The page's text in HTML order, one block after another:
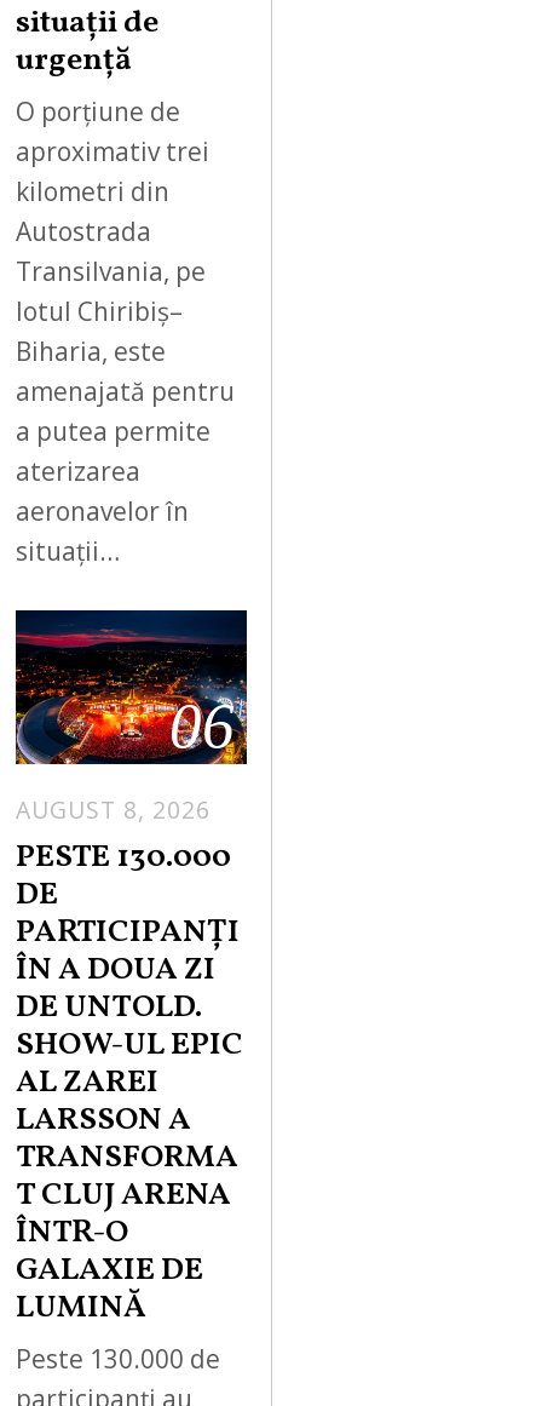
situații de
urgență
O porțiune de
aproximativ trei
kilometri din
Autostrada
Transilvania, pe
lotul Chiribiș–
Biharia, este
amenajată pentru
a putea permite
aterizarea
aeronavelor în
situații…
06
AUGUST 8, 2026
PESTE 130.000
DE
PARTICIPANȚI
ÎN A DOUA ZI
DE UNTOLD.
SHOW-UL EPIC
AL ZAREI
LARSSON A
TRANSFORMA
T CLUJ ARENA
ÎNTR-O
GALAXIE DE
LUMINĂ
Peste 130.000 de
participanți au